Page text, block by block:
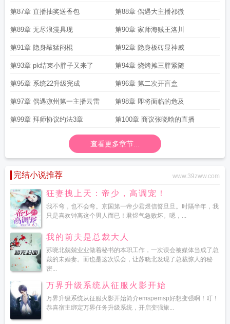
第87章 直播抽奖送香包 第88章 偶遇大主播祁微
第89章 无尽浪漫具现 第90章 家师海贼王洛川
第91章 隐身敲猛闷棍 第92章 隐身板砖显神威
第93章 pk结束小胖子又来了 第94章 烧烤摊三胖紧随
第95章 系统22升级完成 第96章 第二次开盲盒
第97章 偶遇凉州第一主播云雷 第98章 即将面临的危及
第99章 拜师协议约法3章 第100章 商议张晓晗的直播
查看更多章节...
完结小说推荐 www.39zww.com
狂妻拽上天：帝少，高调宠！
我不弯，也不会弯。京国第一帝少君煜信誓旦旦。时隔半年，我
只是喜欢钟离这个男人而已！君煜气急败坏。嗯，...
我的前夫是总裁大人
苏晓北兢兢业业做着秘书的本职工作，一次误会被媒体当成了总
裁的未婚妻。而也是这次误会，让苏晓北发现了总裁惊人的秘
密...
万界升级系统从征服火影开始
万界升级系统从征服火影开始简介emspemsp好想变强啊！叮！
恭喜宿主绑定万界任务升级系统，开启变强旅...